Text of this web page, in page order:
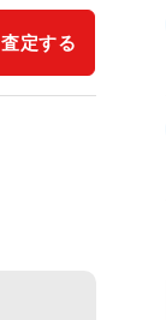
査定する